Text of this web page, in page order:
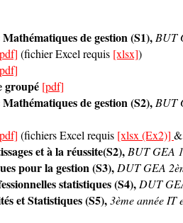
de gestion (S1), BUT
(fichier Excel requis [xlsx])
groupé [pdf]
de gestion (S2), BUT
(fichiers Excel requis [xlsx (Ex2)] &
et à la réussite(S2), BUT GEA
pour la gestion (S3), DUT GEA
statistiques (S4), DUT
et Statistiques (S5),3ème année IT